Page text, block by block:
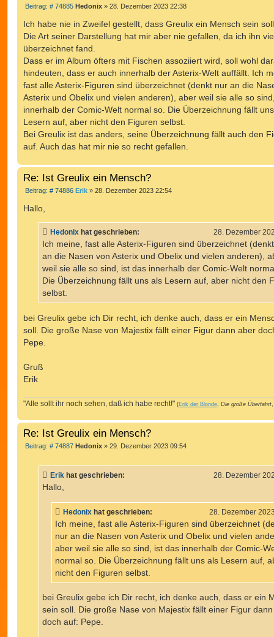
Beitrag: # 74885B
r
a
g
Hedonix » 28. Dezember 2023 22:38
Ich habe nie in Zweifel gestellt, dass Greulix ein Mensch sein
Die Art seiner Darstellung hat mir aber nie gefallen, da ich ihn
überzeichnet fand.
Dass er im Album öfters mit Fischen assoziiert wird, soll wohl
hindeuten, dass er auch innerhalb der Asterix-Welt auffällt. Ich
fast alle Asterix-Figuren sind überzeichnet (denkt nur an die
Asterix und Obelix und vielen anderen), aber weil sie alle so
innerhalb der Comic-Welt normal so. Die Überzeichnung fällt
Lesern auf, aber nicht den Figuren selbst.
Bei Greulix ist das anders, seine Überzeichnung fällt auch den
auf. Auch das hat mir nie so recht gefallen.
Re: Ist Greulix ein Mensch?
Beitrag: # 74886B
r
a
Erik » 28. Dezember 2023 22:54
Hallo,
Hedonix hat geschrieben: 28. Dezember
Ich meine, fast alle Asterix-Figuren sind überzeichnet
an die Nasen von Asterix und Obelix und vielen anderen),
weil sie alle so sind, ist das innerhalb der Comic-Welt
Die Überzeichnung fällt uns als Lesern auf, aber nicht den
selbst.
bei Greulix gebe ich Dir recht, ich denke auch, dass er ein
soll. Die große Nase von Majestix fällt einer Figur dann aber
Pepe.
Gruß
Erik
"Alle sollt ihr noch sehen, daß ich habe recht!" (Erik der Blonde, Die große Überfahrt,
Re: Ist Greulix ein Mensch?
Beitrag: # 74887B
r
Hedonix » 29. Dezember 2023 09:54
Erik hat geschrieben: 28. Dezember
Hallo,
Hedonix hat geschrieben: 28. Dezember
Ich meine, fast alle Asterix-Figuren sind überzeichnet
nur an die Nasen von Asterix und Obelix und vielen
aber weil sie alle so sind, ist das innerhalb der Comic-
normal so. Die Überzeichnung fällt uns als Lesern auf,
nicht den Figuren selbst.
bei Greulix gebe ich Dir recht, ich denke auch, dass er ein
sein soll. Die große Nase von Majestix fällt einer Figur
doch auf: Pepe.